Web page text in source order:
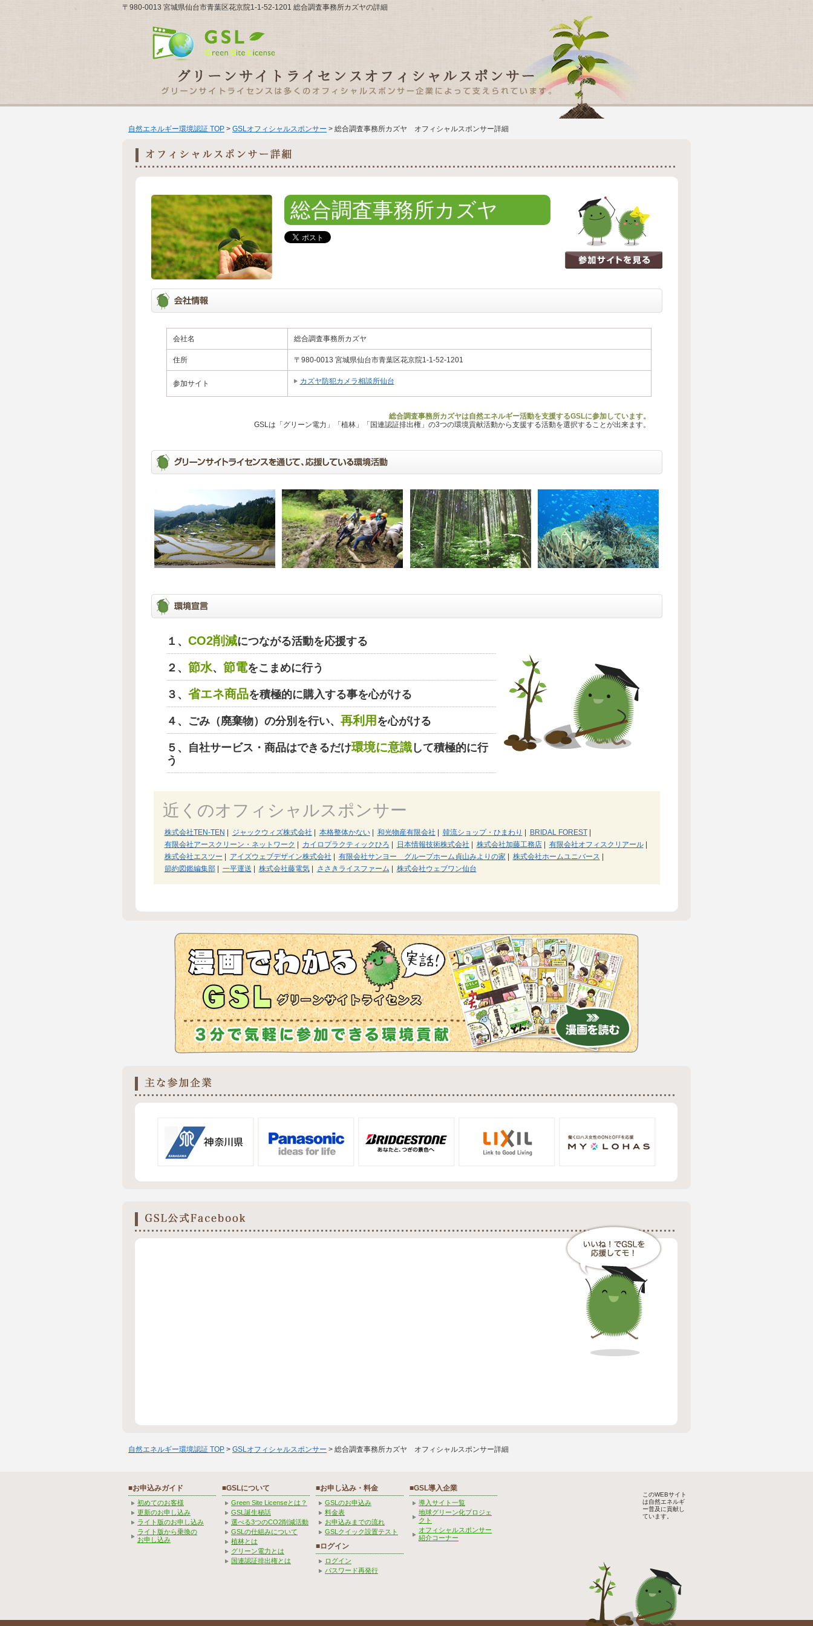
〒980-0013 宮城県仙台市青葉区花京院1-1-52-1201 総合調査事務所カズヤの詳細
自然エネルギー環境認証 TOP > GSLオフィシャルスポンサー > 総合調査事務所カズヤ オフィシャルスポンサー詳細
総合調査事務所カズヤ
会社名 総合調査事務所カズヤ
住所 〒980-0013 宮城県仙台市青葉区花京院1-1-52-1201
参加サイト カズヤ防犯カメラ相談所仙台
総合調査事務所カズヤは自然エネルギー活動を支援するGSLに参加しています。
GSLは「グリーン電力」「植林」「国連認証排出権」の3つの環境貢献活動から支援する活動を選択することが出来ます。
１、 CO2削減につながる活動を応援する
２、 節水、 節電をこまめに行う
３、 省エネ商品を積極的に購入する事を心がける
４、ごみ（廃棄物）の分別を行い、 再利用 を心がける
５、自社サービス・商品はできるだけ環境に意識して積極的に行
う
近くのオフィシャルスポンサー
株式会社TEN-TEN ジャックウィズ株式会社 本格整体かない| 和光物産有限会社 韓流ショップ・ひまわり BRIDAL FOREST|
有限会社アースクリーン・ネットワーク
カイロプラクティックひろ 日本情報技術株式会社 株式会社加藤工務店| 有限会社オフィスクリアール|
株式会社エスツー
アイズウェブデザイン株式会社 有限会社サンヨー グループホーム貞山みよりの家 株式会社ホームユニバース
節約図鑑編集部| 一平運送 株式会社藤電気| ささきライスファーム 株式会社ウェブワン仙台
自然エネルギー環境認証 TOP > GSLオフィシャルスポンサー > 総合調査事務所カズヤ オフィシャルスポンサー詳細
■お申込みガイド
初めてのお客様
更新のお申し込み
ライト版のお申し込み
ライト版から乗換の
お申し込み
■GSLについて
Green Site Licenseとは？
GSL誕生秘話
選べる3つのCO2削減活動
GSLの仕組みについて
植林とは
グリーン電力とは
国連認証排出権とは
■お申し込み・料金
GSLのお申込み
料金表
お申込みまでの流れ
GSLクイック設置テスト
■ログイン
ログイン
パスワード再発行
■GSL導入企業
導入サイト一覧
地球グリーン化プロジェ
クト
オフィシャルスポンサー
紹介コーナー
このWEBサイト
は自然エネルギ
ー普及に貢献し
ています。